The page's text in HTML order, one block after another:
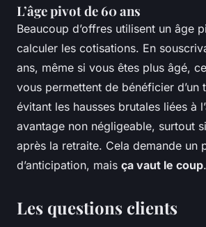
L’âge pivot de 60 ans
Beaucoup d’offres utilisent un âge
calculer les cotisations. En
ans, même si vous êtes plus âgé,
vous permettent de bénéficier d’un
évitant les hausses brutales liées à
avantage non négligeable, surtout
après la retraite. Cela demande un
d’anticipation, mais ça vaut le coup.
Les questions clients